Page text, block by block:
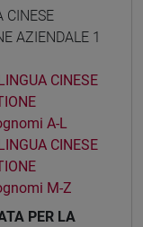
CINESE
AZIENDALE 1
CINESE
A-L
CINESE
M-Z
PER LA